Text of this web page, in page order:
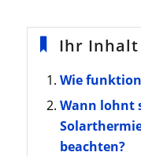
Ihr Inhalt
Wie
Wann lohnt
beachten?